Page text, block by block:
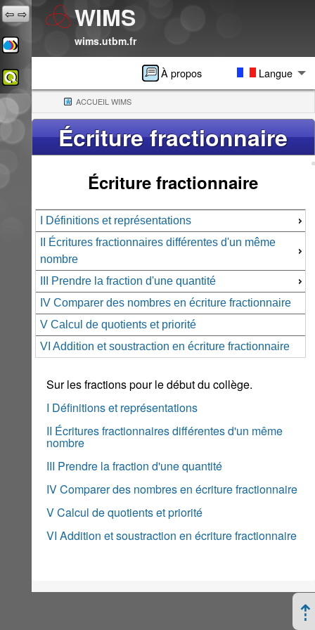
WIMS
wims.utbm.fr
À propos Langue
ACCUEIL WIMS(CURRENT)
Écriture fractionnaire
Écriture fractionnaire
I Définitions et représentations
II Écritures fractionnaires différentes d'un même
nombre
III Prendre la fraction d'une quantité
IV Comparer des nombres en écriture fractionnaire
V Calcul de quotients et priorité
VI Addition et soustraction en écriture fractionnaire
Sur les fractions pour le début du collège.
I Définitions et représentations
II Écritures fractionnaires différentes d'un même
nombre
III Prendre la fraction d'une quantité
IV Comparer des nombres en écriture fractionnaire
V Calcul de quotients et priorité
VI Addition et soustraction en écriture fractionnaire
⇦⇨